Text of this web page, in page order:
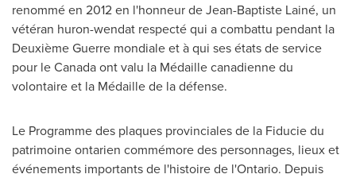
renommé en 2012 en l'honneur de Jean-Baptiste Lainé, un
vétéran huron-wendat respecté qui a combattu pendant la
Deuxième Guerre mondiale et à qui ses états de service
pour leCanadaont valu la Médaille canadienne du
volontaire et la Médaille de la défense.
Le Programme des plaques provinciales de la Fiducie du
patrimoine ontarien commémore des personnages, lieux et
événements importants de l'histoire de l'Ontario. Depuis